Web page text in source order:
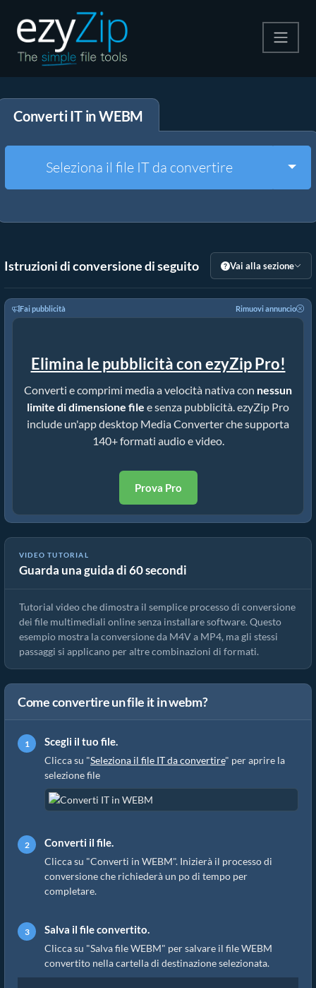
Decomprimi
Altri strumenti
Converti IT in WEBM
Seleziona il file IT da convertire
Istruzioni di conversione di seguito Vai alla sezione
Fai pubblicità Rimuovi annuncio
Elimina le pubblicità con ezyZip Pro!
Converti e comprimi media a velocità nativa con nessun
limite di dimensione file e senza pubblicità. ezyZip Pro
include un'app desktop Media Converter che supporta
140+ formati audio e video.
Prova Pro
VIDEO TUTORIAL
Guarda una guida di 60 secondi
Come convertire file multimediali
Tutorial video che dimostra il semplice processo di conversione
dei file multimediali online senza installare software. Questo
esempio mostra la conversione da M4V a MP4, ma gli stessi
passaggi si applicano per altre combinazioni di formati.
Come convertire un file it in webm?
Scegli il tuo file.
Clicca su "Seleziona il file IT da convertire" per aprire la
selezione file
Converti il file.
Clicca su "Converti in WEBM". Inizierà il processo di
conversione che richiederà un po di tempo per
completare.
Salva il file convertito.
Clicca su "Salva file WEBM" per salvare il file WEBM
convertito nella cartella di destinazione selezionata.